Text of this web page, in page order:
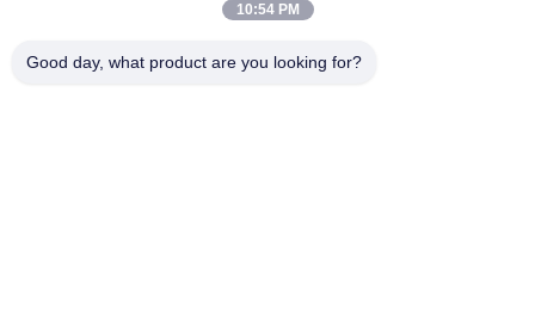
ηλεκτρικός
10:54 PM
Good day, what product are you looking for?